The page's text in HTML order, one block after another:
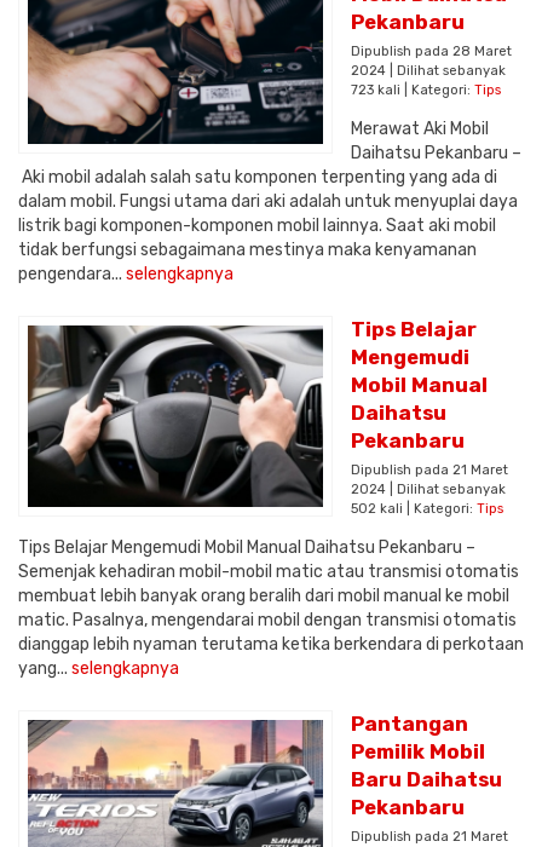
Pekanbaru
Dipublish pada 28 Maret
2024 | Dilihat sebanyak
723 kali | Kategori: Tips
Merawat Aki Mobil
Daihatsu Pekanbaru –
Aki mobil adalah salah satu komponen terpenting yang ada di
dalam mobil. Fungsi utama dari aki adalah untuk menyuplai daya
listrik bagi komponen-komponen mobil lainnya. Saat aki mobil
tidak berfungsi sebagaimana mestinya maka kenyamanan
pengendara... selengkapnya
Tips Belajar
Mengemudi
Mobil Manual
Daihatsu
Pekanbaru
Dipublish pada 21 Maret
2024 | Dilihat sebanyak
502 kali | Kategori: Tips
Tips Belajar Mengemudi Mobil Manual Daihatsu Pekanbaru –
Semenjak kehadiran mobil-mobil matic atau transmisi otomatis
membuat lebih banyak orang beralih dari mobil manual ke mobil
matic. Pasalnya, mengendarai mobil dengan transmisi otomatis
dianggap lebih nyaman terutama ketika berkendara di perkotaan
yang... selengkapnya
Pantangan
Pemilik Mobil
Baru Daihatsu
Pekanbaru
Dipublish pada 21 Maret